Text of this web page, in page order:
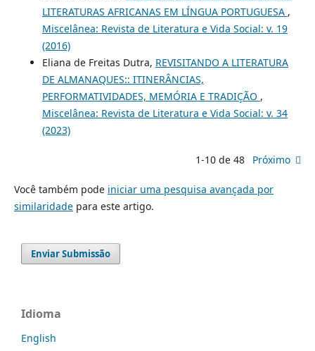
LITERATURAS AFRICANAS EM LÍNGUA PORTUGUESA ,
Miscelânea: Revista de Literatura e Vida Social: v. 19
(2016)
Eliana de Freitas Dutra, REVISITANDO A LITERATURA
DE ALMANAQUES:: ITINERÂNCIAS,
PERFORMATIVIDADES, MEMÓRIA E TRADIÇÃO ,
Miscelânea: Revista de Literatura e Vida Social: v. 34
(2023)
1-10 de 48 Próximo
Você também pode iniciar uma pesquisa avançada por
similaridadepara este artigo.
Enviar Submissão
Idioma
English